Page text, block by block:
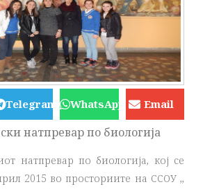
Telegram WhatsApp Email
натпревар по биологија
натпревар по биологија, кој се
2015 во просториите на ССОУ ,,